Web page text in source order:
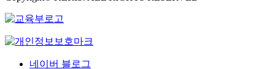
네이버 블로그